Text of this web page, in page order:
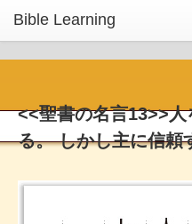
<<聖書の名言13>>
る。 しかし主に信頼